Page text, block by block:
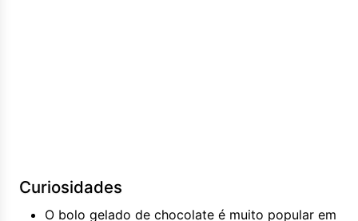
Curiosidades
O bolo gelado de chocolate é muito popular em